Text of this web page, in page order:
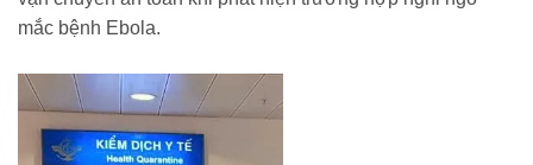
mắc bệnh Ebola.